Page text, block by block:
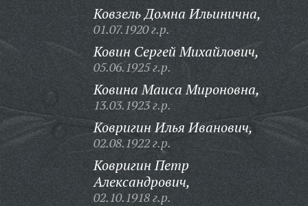
Ковзель Домна Ильинична,
01.07.1920 г.р.
Ковин Сергей Михайлович,
05.06.1925 г.р.
Ковина Маиса Мироновна,
13.03.1923 г.р.
Ковригин Илья Иванович,
02.08.1922 г.р.
Ковригин Петр
Александрович,
02.10.1918 г.р.